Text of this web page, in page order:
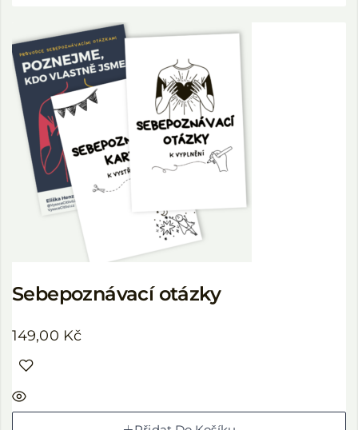
Sebepoznávací otázky
149,00 Kč